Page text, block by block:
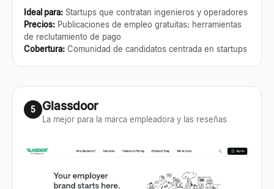
Ideal para: Startups que contratan ingenieros y operadores
Precios: Publicaciones de empleo gratuitas; herramientas
de reclutamiento de pago
Cobertura: Comunidad de candidatos centrada en startups
5 Glassdoor
La mejor para la marca empleadora y las reseñas